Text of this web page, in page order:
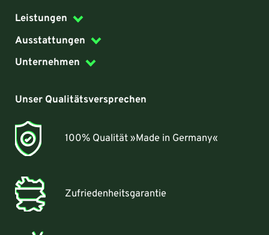
Leistungen
Ausstattungen
Unternehmen
Unser Qualitätsversprechen
100% Qualität »Made in Germany«
Zufriedenheitsgarantie